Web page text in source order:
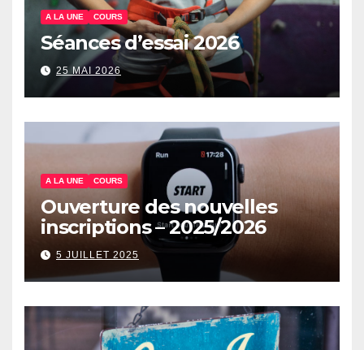
A LA UNE COURS
Séances d’essai 2026
25 MAI 2026
A LA UNE COURS
Ouverture des nouvelles
inscriptions – 2025/2026
5 JUILLET 2025